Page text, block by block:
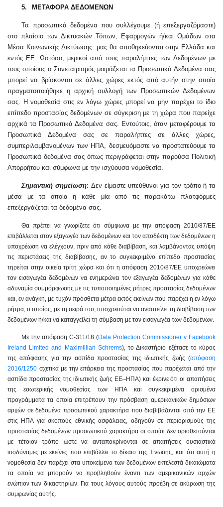
5. ΜΕΤΑΦΟΡΑ ΔΕΔΟΜΕΝΩΝ
Τα προσωπικά δεδομένα που συλλέγουμε (ή επεξεργαζόμαστε)
στο πλαίσιο των Δικτυακών Τόπων, Εφαρμογών ή/και Ομάδων στα
Μέσα Κοινωνικής Δικτύωσης
μας θα αποθηκεύονται στην Ελλάδα και
εντός ΕΕ. Ωστόσο, μερικοί από τους παραλήπτες των Δεδομένων με
τους οποίους ο Συνεταιρισμός μοιράζεται τα Προσωπικά Δεδομένα σας
μπορεί να βρίσκονται σε άλλες χώρες εκτός από αυτήν στην οποία
πραγματοποιήθηκε η αρχική συλλογή των Προσωπικών Δεδομένων
σας. Η νομοθεσία στις εν λόγω χώρες μπορεί να μην παρέχει το ίδιο
επίπεδο προστασίας δεδομένων σε σύγκριση με τη χώρα που παρείχε
αρχικά τα Προσωπικά Δεδομένα σας. Εντούτοις, όταν μεταφέρουμε τα
Προσωπικά Δεδομένα σας σε παραλήπτες σε άλλες χώρες,
συμπεριλαμβανομένων των ΗΠΑ, δεσμευόμαστε να προστατεύουμε τα
Προσωπικά δεδομένα σας όπως περιγράφεται στην παρούσα Πολιτική
Απορρήτου και σύμφωνα με την ισχύουσα νομοθεσία.
Σημαντική σημείωση: Δεν είμαστε υπεύθυνοι για τον τρόπο ή τα
μέσα με τα οποία η κάθε μία από τις παρακάτω πλατφόρμες
επεξεργάζεται τα δεδομένα σας.
Θα πρέπει να γνωρίζετε ότι σύμφωνα με την απόφαση 2010/87/ΕΕ
επιβάλλεται στον εξαγωγέα των δεδομένων και τον αποδέκτη των δεδομένων η
υποχρέωση να ελέγχουν, πριν από κάθε διαβίβαση, και λαμβάνοντας υπόψη
τις περιστάσεις της διαβίβασης, αν το συγκεκριμένο επίπεδο προστασίας
τηρείται στην οικεία τρίτη χώρα και ότι η απόφαση 2010/87/ΕΕ υποχρεώνει
τον εισαγωγέα δεδομένων να ενημερώνει τον εξαγωγέα δεδομένων για κάθε
αδυναμία συμμόρφωσης με τις τυποποιημένες ρήτρες προστασίας δεδομένων
και, εν ανάγκη, με τυχόν πρόσθετα μέτρα εκτός εκείνων που παρέχει η εν λόγω
ρήτρα, ο οποίος, με τη σειρά του, υποχρεούται να αναστείλει τη διαβίβαση των
δεδομένων ή/και να καταγγείλει τη σύμβαση με τον εισαγωγέα των δεδομένων.
Με την απόφασηC-311/18 (Data Protection Commissioner v Facebook
Ireland
Limited and Maximillian Schrems), το Δικαστήριο εξέτασε το κύρος
της απόφασης για την ασπίδα προστασίας της ιδιωτικής ζωής (απόφαση
2016/1250 σχετικά με την επάρκεια της προστασίας που παρέχεται από την
ασπίδα προστασίας της ιδιωτικής ζωής ΕΕ–ΗΠΑ) και έκρινε ότι οι απαιτήσεις
της εσωτερικής νομοθεσίας των ΗΠΑ και συγκεκριμένα ορισμένα
προγράμματα τα οποία επιτρέπουν την πρόσβαση αμερικανικών δημόσιων
αρχών σε δεδομένα προσωπικού χαρακτήρα που διαβιβάζονται από την ΕΕ
στις ΗΠΑ για σκοπούς εθνικής ασφάλειας, οδηγούν σε περιορισμούς της
προστασίας δεδομένων προσωπικού χαρακτήρα οι οποίοι δεν οριοθετούνται
με τέτοιον τρόπο ώστε να ανταποκρίνονται σε απαιτήσεις ουσιαστικά
ισοδύναμες με εκείνες που επιβάλλει το δίκαιο της Ένωσης, και ότι αυτή η
νομοθεσία δεν παρέχει στα υποκείμενο των δεδομένων εκτελεστά δικαιώματα
τα οποία να μπορούν να προβληθούν έναντι των αμερικανικών αρχών
ενώπιον των δικαστηρίων. Για τους λόγους αυτούς προέβη σε ακύρωση της
συμφωνίας αυτής.